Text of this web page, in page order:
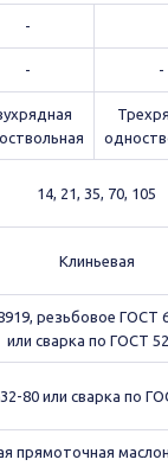
-
- -
14, 21, 35, 70, 105
Клиньевая
резьбовое ГОСТ
или сварка по ГОСТ
80 или сварка по
прямоточная